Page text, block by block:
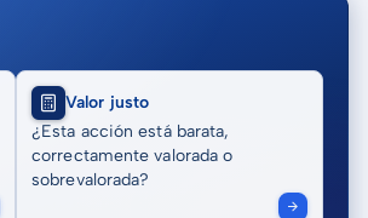
Valor justo
¿Esta acción está barata,
correctamente valorada o
sobrevalorada?